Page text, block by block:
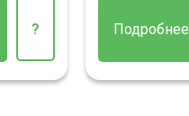
? Подробнее